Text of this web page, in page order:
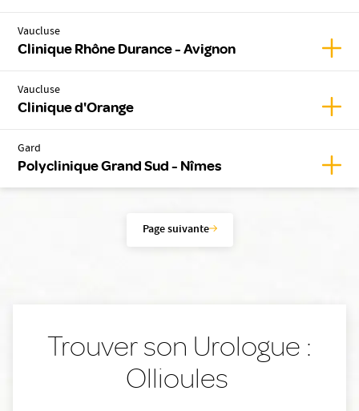
Vaucluse
Clinique Rhône Durance - Avignon
Vaucluse
Clinique d'Orange
Gard
Polyclinique Grand Sud - Nîmes
Page suivante
Trouver son Urologue :
Ollioules